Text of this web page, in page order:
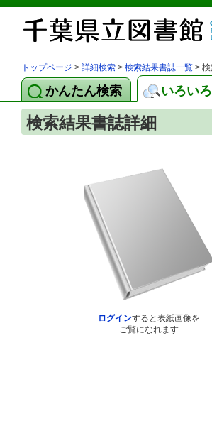
トップページ > 詳細検索 > 検索結果書誌一覧 >
かんたん検索 いろい
検索結果書誌詳細
ログインすると表紙画像を
ご覧になれます